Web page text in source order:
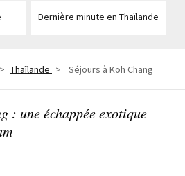
Dernière minute en Thaïlande
> Thaïlande > Séjours à Koh Chang
: une échappée exotique